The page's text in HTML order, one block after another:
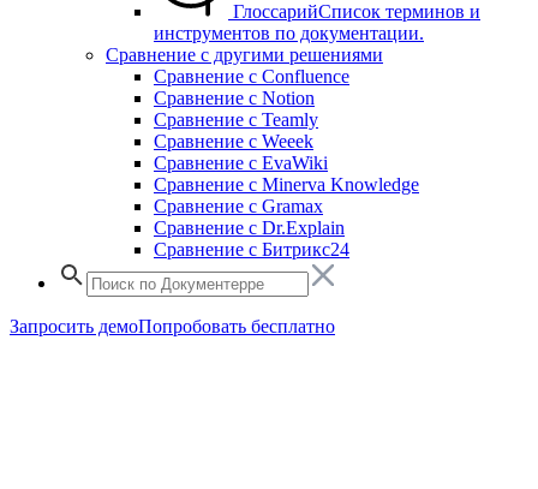
ГлоссарийСписок терминов и
инструментов по документации.
Сравнение с другими решениями
Сравнение с Confluence
Сравнение с Notion
Сравнение с Teamly
Сравнение с Weeek
Сравнение с EvaWiki
Сравнение с Minerva Knowledge
Сравнение с Gramax
Сравнение с Dr.Explain
Сравнение с Битрикс24
Запросить демоПопробовать бесплатно